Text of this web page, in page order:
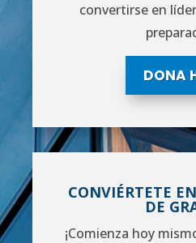
convertirse en
DONA
CONVIÉRTETE
DE
¡Comienza hoy